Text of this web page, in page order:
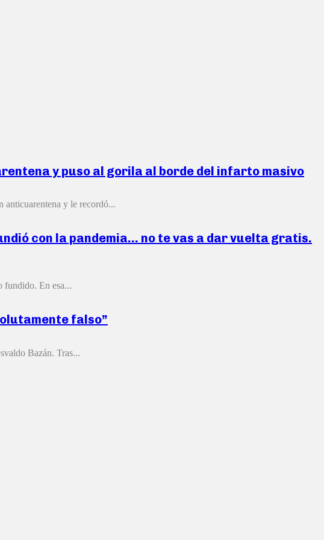
y puso al gorila al borde del infarto masivo
anticuarentena y le recordó...
con la pandemia… no te vas a dar vuelta gratis.
fundido. En esa...
falso”
Bazán. Tras...